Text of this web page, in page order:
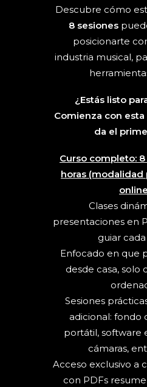
Descubre cómo
8 sesiones
posicionarte
industria musical,
¿Estás listo
Comienza con
da el
Curso completo:
horas (modalidad
Clases
presentaciones en
guiar
Enfocado en que
desde casa, solo
Sesiones
adicional: fondo
portátil, software
cámaras,
Acceso exclusivo a
con PDFs